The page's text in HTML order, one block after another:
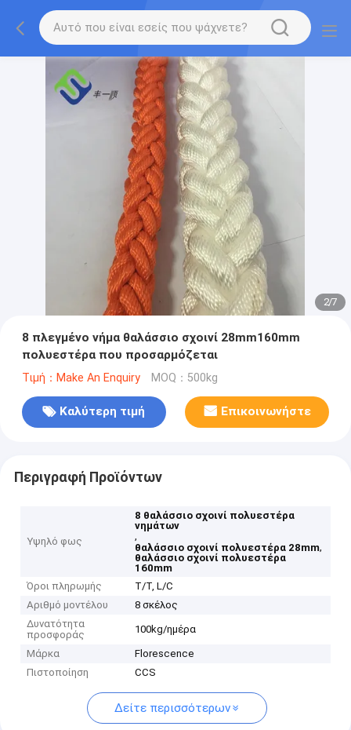
2/7
8 πλεγμένο νήμα θαλάσσιο σχοινί 28mm160mm
πολυεστέρα που προσαρμόζεται
Τιμή：Make An Enquiry MOQ：500kg
Καλύτερη τιμή Επικοινωνήστε
Περιγραφή Προϊόντων
Υψηλό φως
8 θαλάσσιο σχοινί πολυεστέρα
νημάτων
,
θαλάσσιο σχοινί πολυεστέρα 28mm,
θαλάσσιο σχοινί πολυεστέρα
160mm
Όροι πληρωμής
T/T, L/C
Αριθμό μοντέλου
8 σκέλος
Δυνατότητα
προσφοράς
100kg/ημέρα
Μάρκα
Florescence
Πιστοποίηση
CCS
Δείτε περισσότερων